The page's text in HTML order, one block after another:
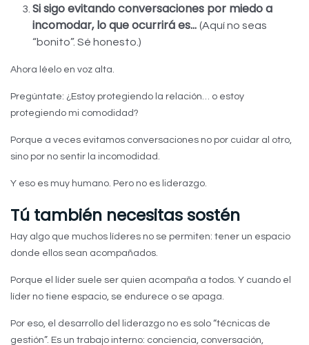
Si sigo evitando conversaciones por miedo a
incomodar, lo que ocurrirá es… (Aquí no seas
“bonito”. Sé honesto.)
Ahora léelo en voz alta.
Pregúntate: ¿Estoy protegiendo la relación… o estoy
protegiendo mi comodidad?
Porque a veces evitamos conversaciones no por cuidar al otro,
sino por no sentir la incomodidad.
Y eso es muy humano. Pero no es liderazgo.
Tú también necesitas sostén
Hay algo que muchos líderes no se permiten: tener un espacio
donde ellos sean acompañados.
Porque el líder suele ser quien acompaña a todos. Y cuando el
líder no tiene espacio, se endurece o se apaga.
Por eso, el desarrollo del liderazgo no es solo “técnicas de
gestión”. Es un trabajo interno: conciencia, conversación,